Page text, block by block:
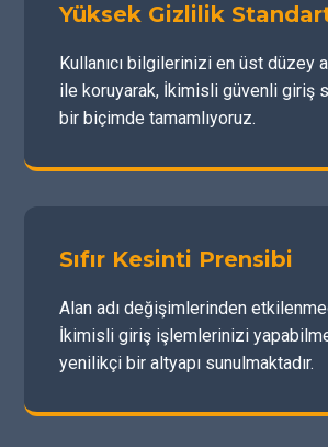
Yüksek Gizlilik
Kullanıcı bilgilerinizi en üst düzey
ile koruyarak, İkimisli güvenli giriş
bir biçimde tamamlıyoruz.
Sıfır Kesinti Prensibi
Alan adı değişimlerinden
İkimisli giriş işlemlerinizi
yenilikçi bir altyapı sunulmaktadır.